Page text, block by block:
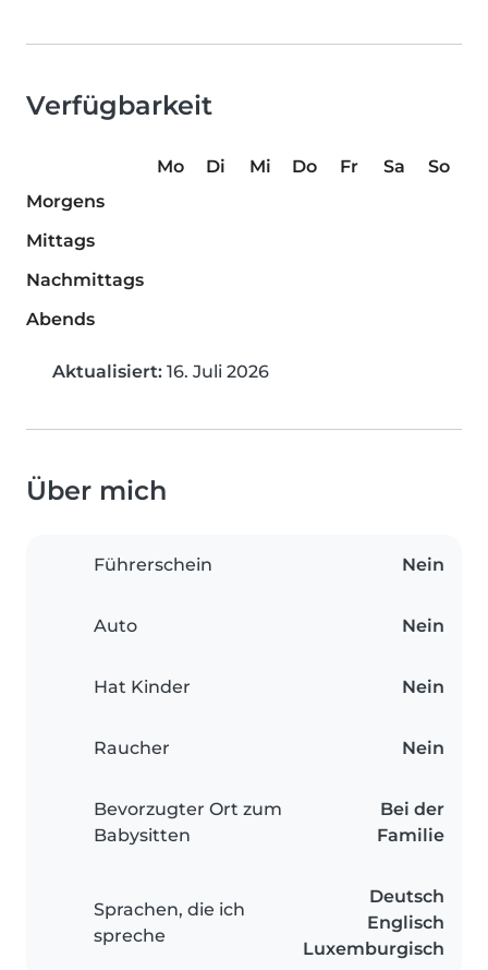
Verfügbarkeit
Mo Di Mi Do Fr Sa
So
Morgens
Mittags
Nachmittags
Abends
Aktualisiert: 16. Juli 2026
Über mich
Führerschein Nein
Auto Nein
Hat Kinder Nein
Raucher Nein
Bevorzugter Ort zum
Babysitten
Bei der
Familie
Sprachen, die ich
spreche
Deutsch
Englisch
Luxemburgisch